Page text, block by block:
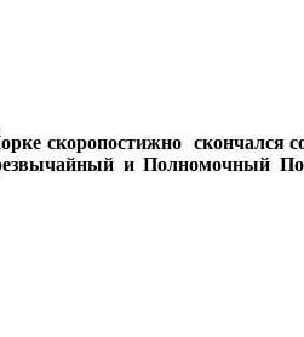
скоропостижно скончался
и Полномочный